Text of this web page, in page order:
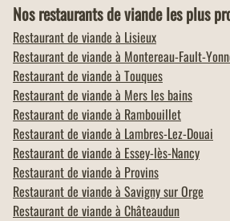
Nos restaurants de viande les plus
Restaurant de viande à Lisieux
Restaurant de viande à Montereau-Fault-
Restaurant de viande à Touques
Restaurant de viande à Mers les bains
Restaurant de viande à Rambouillet
Restaurant de viande à Lambres-Lez-Douai
Restaurant de viande à Essey-lès-Nancy
Restaurant de viande à Provins
Restaurant de viande à Savigny sur Orge
Restaurant de viande à Châteaudun